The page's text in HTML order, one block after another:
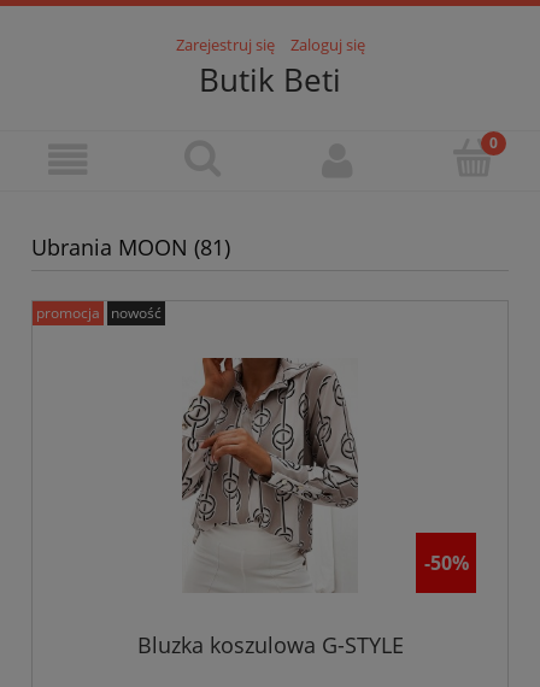
Zarejestruj się Zaloguj się
Butik Beti
Ubrania MOON (81)
-50%
Bluzka koszulowa G-STYLE
promocja nowość